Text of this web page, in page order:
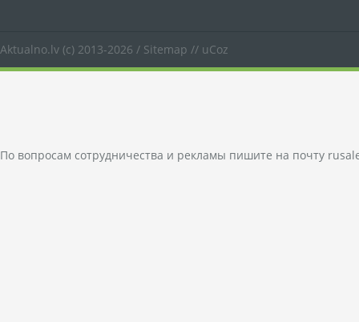
Aktualno.lv (c) 2013-2026 / Sitemap // uCoz
По вопросам сотрудничества и рекламы пишите на почту